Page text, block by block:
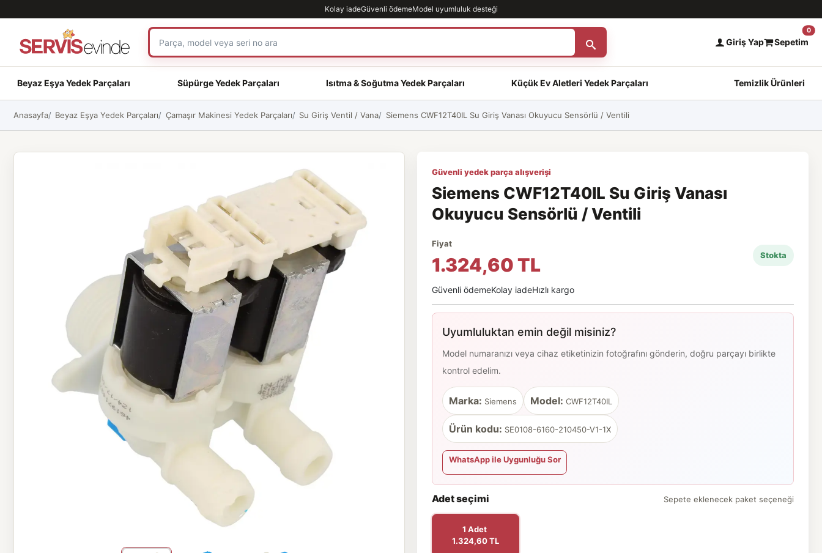
Kolay iadeGüvenli ödemeModel uyumluluk desteği
Giriş Yap Sepetim
0
Beyaz Eşya Yedek Parçaları Süpürge Yedek Parçaları Isıtma & Soğutma Yedek Parçaları Küçük Ev Aletleri Yedek Parçaları Temizlik Ürünleri
Anasayfa Beyaz Eşya Yedek Parçaları Çamaşır Makinesi Yedek Parçaları Su Giriş Ventil / Vana Siemens CWF12T40IL Su Giriş Vanası Okuyucu Sensörlü / Ventili
Güvenli yedek parça alışverişi
Siemens CWF12T40IL Su Giriş Vanası
Okuyucu Sensörlü / Ventili
Fiyat
1.324,60 TL Stokta
Güvenli ödemeKolay iadeHızlı kargo
Uyumluluktan emin değil misiniz?
Model numaranızı veya cihaz etiketinizin fotoğrafını gönderin, doğru parçayı birlikte
kontrol edelim.
Marka: Siemens Model: CWF12T40IL
Ürün kodu: SE0108-6160-210450-V1-1X
WhatsApp ile Uygunluğu Sor
Adet seçimi Sepete eklenecek paket seçeneği
1 Adet
1.324,60 TL